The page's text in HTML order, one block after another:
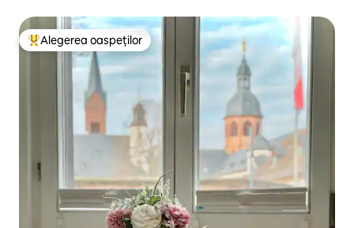
Locuință din topul categoriei Alegerea oaspeților
Alegerea oaspeților